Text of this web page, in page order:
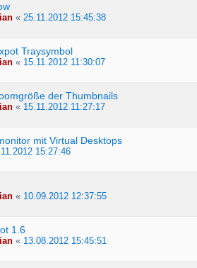
« 25.11.2012 15:45:38
Traysymbol
« 15.11.2012 11:30:07
der Thumbnails
« 15.11.2012 11:27:17
mit Virtual Desktops
15:27:46
« 10.09.2012 12:37:55
1.6
« 13.08.2012 15:45:51